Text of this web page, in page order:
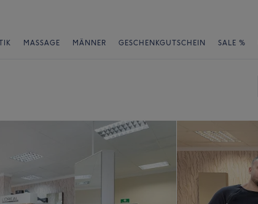
MASSAGE MÄNNER GESCHENKGUTSCHEIN SALE %